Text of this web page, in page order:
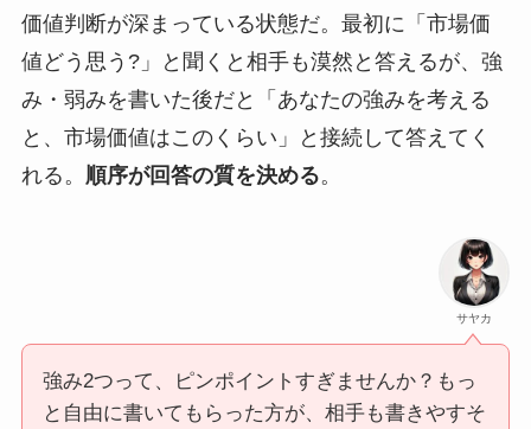
価値判断が深まっている状態だ。最初に「市場価
値どう思う?」と聞くと相手も漠然と答えるが、強
み・弱みを書いた後だと「あなたの強みを考える
と、市場価値はこのくらい」と接続して答えてく
れる。 順序が回答の質を決める。
サヤカ
強み2つって、ピンポイントすぎませんか？もっ
と自由に書いてもらった方が、相手も書きやすそ